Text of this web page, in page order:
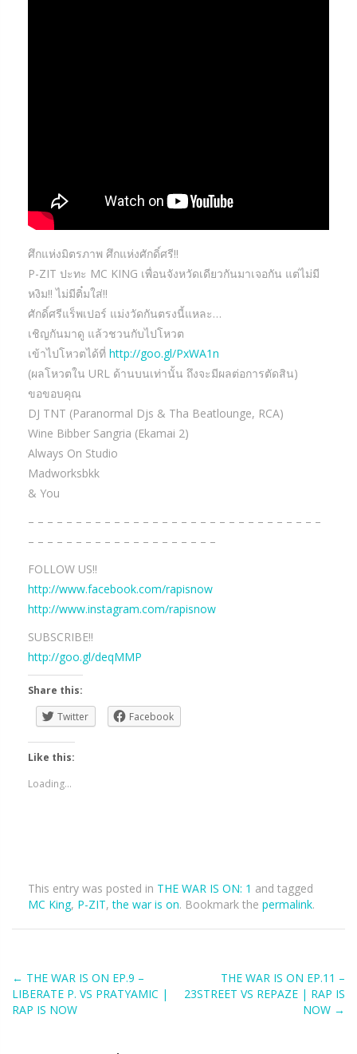
ศึกแห่งมิตรภาพ ศึกแห่งศักดิ์ศรี!!
P-ZIT ปะทะ MC KING เพื่อนจังหวัดเดียวกันมาเจอกัน แต่ไม่มี
หงิม!! ไม่มีติ๋มใส่!!
ศักดิ์ศรีแร็พเปอร์ แม่งวัดกันตรงนี้แหละ…
เชิญกันมาดู แล้วชวนกับไปโหวต
เข้าไปโหวตได้ที่ http://goo.gl/PxWA1n
(ผลโหวตใน URL ด้านบนเท่านั้น ถึงจะมีผลต่อการตัดสิน)
ขอขอบคุณ
DJ TNT (Paranormal Djs & Tha Beatlounge, RCA)
Wine Bibber Sangria (Ekamai 2)
Always On Studio
Madworksbkk
& You
– – – – – – – – – – – – – – – – – – – – – – – – – – – – – – –
– – – – – – – – – – – – – – – – – – – –
FOLLOW US!!
http://www.facebook.com/rapisnow
http://www.instagram.com/rapisnow
SUBSCRIBE!!
http://goo.gl/deqMMP
Share this:
Twitter
Facebook
Like this:
Loading...
This entry was posted in THE WAR IS ON: 1 and tagged
MC King, P-ZIT,the war is on. Bookmark the permalink.
Post
navigation
← THE WAR IS ON EP.9 –
LIBERATE P. VS PRATYAMIC |
RAP IS NOW
THE WAR IS ON EP.11 –
23STREET VS REPAZE | RAP IS
NOW →